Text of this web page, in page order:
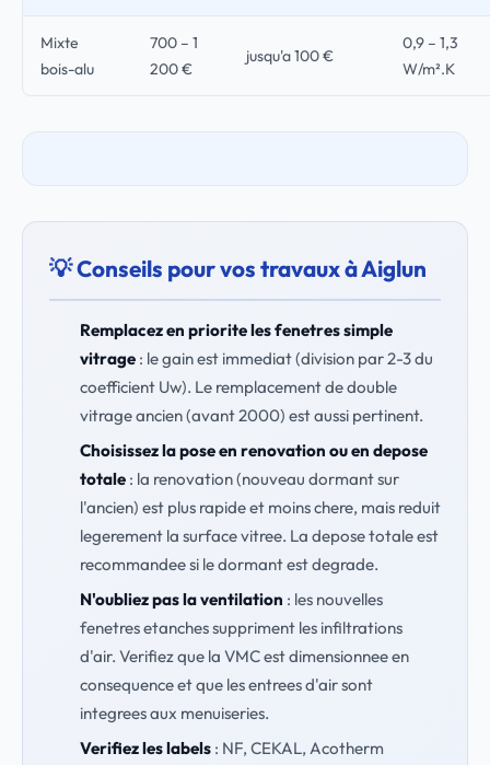
Mixte
bois-alu
700 – 1
200 €
jusqu'a 100 €
0,9 – 1,3
W/m².K
💡 Conseils pour vos travaux à Aiglun
Remplacez en priorite les fenetres simple
vitrage: le gain est immediat (division par 2-3 du
coefficient Uw). Le remplacement de double
vitrage ancien (avant 2000) est aussi pertinent.
Choisissez la pose en renovation ou en depose
totale: la renovation (nouveau dormant sur
l'ancien) est plus rapide et moins chere, mais reduit
legerement la surface vitree. La depose totale est
recommandee si le dormant est degrade.
N'oubliez pas la ventilation : les nouvelles
fenetres etanches suppriment les infiltrations
d'air. Verifiez que la VMC est dimensionnee en
consequence et que les entrees d'air sont
integrees aux menuiseries.
Verifiez les labels: NF, CEKAL, Acotherm